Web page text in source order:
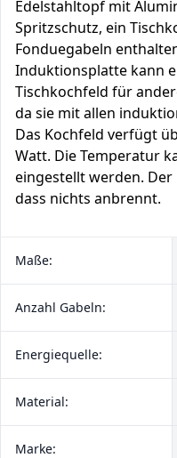
Edelstahltopf mit
Spritzschutz, ein
Fonduegabeln
Induktionsplatte kann
Tischkochfeld für
da sie mit allen
Das Kochfeld verfügt
Watt. Die Temperatur
eingestellt werden.
dass nichts anbrennt.
Maße:
Anzahl Gabeln:
Energiequelle:
Material:
Marke: